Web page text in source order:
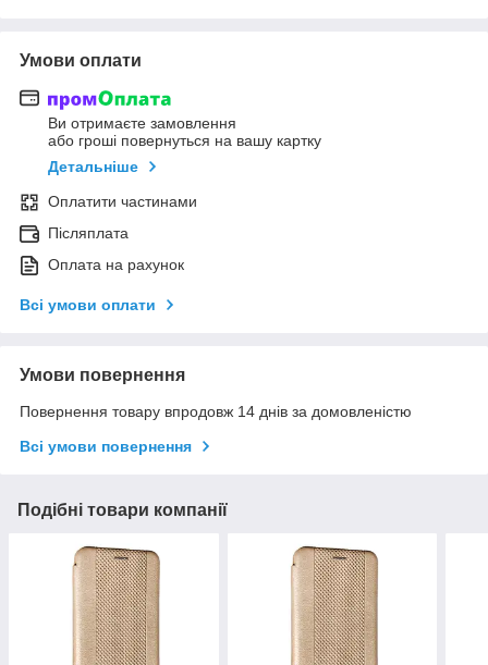
Умови оплати
Ви отримаєте замовлення
або гроші повернуться на вашу картку
Детальніше
Оплатити частинами
Післяплата
Оплата на рахунок
Всі умови оплати
Умови повернення
Повернення товару впродовж 14 днів за домовленістю
Всі умови повернення
Подібні товари компанії